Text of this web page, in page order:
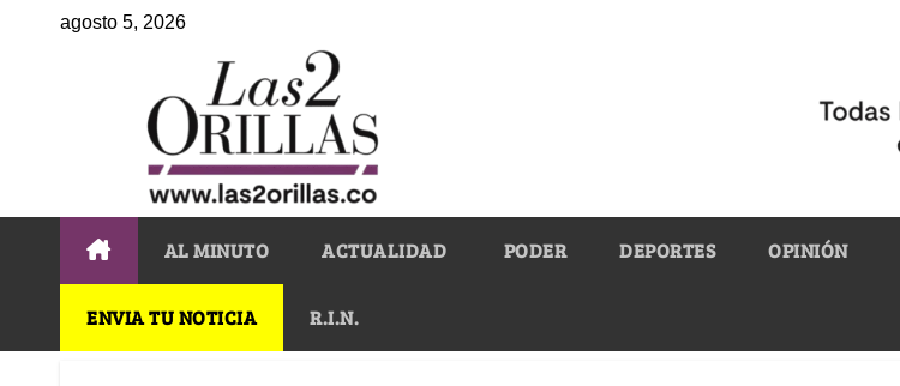
agosto 5, 2026
AL MINUTO ACTUALIDAD PODER DEPORTES OPINIÓN
ENVIA TU NOTICIA R.I.N.